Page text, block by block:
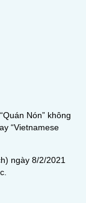
Nón” không
“Vietnamese
ngày 8/2/2021